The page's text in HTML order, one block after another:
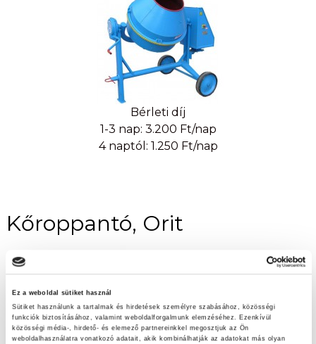
Ez a weboldal sütiket használ
Sütiket használunk a tartalmak és hirdetések személyre szabásához, közösségi
funkciók biztosításához, valamint weboldalforgalmunk elemzéséhez. Ezenkívül
közösségi média-, hirdető- és elemező partnereinkkel megosztjuk az Ön
weboldalhasználatra vonatkozó adatait, akik kombinálhatják az adatokat más olyan
Bérleti díj
1-3 nap: 3.200 Ft/nap
4 naptól: 1.250 Ft/nap
Kőroppantó, Orit